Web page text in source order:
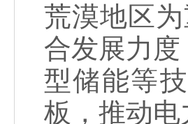
荒漠地区
合发展力度
型储能等
板，推动